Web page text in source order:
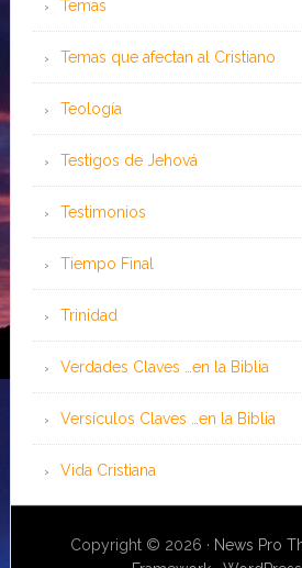
Temas
Temas que afectan al Cristiano
Teología
Testigos de Jehová
Testimonios
Tiempo Final
Trinidad
Verdades Claves …en la Biblia
Versículos Claves …en la Biblia
Vida Cristiana
Copyright © 2026 · News Pro